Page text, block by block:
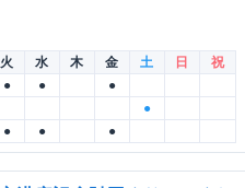
火 水 木 金 土 日
祝
● ●
●
●
● ● ●